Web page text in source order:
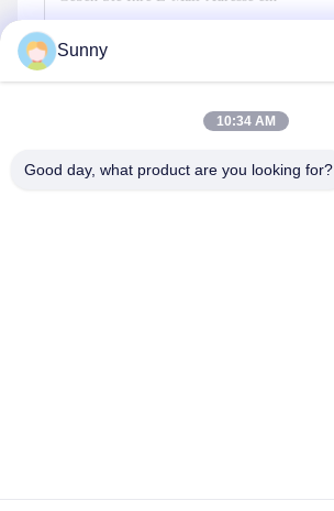
Senden
Sunny
10:34 AM
Good day, what product are you looking for?